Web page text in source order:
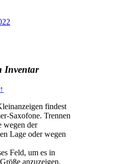
Inventar
↑
findest
Saxofone. Trennen
wegen der
Lage oder wegen
Feld, um es in
anzuzeigen.